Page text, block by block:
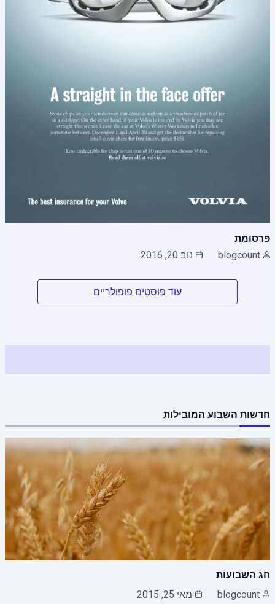
פרסומת
blogcount
נוב 20, 2016
עוד פוסטים פופולריים
חדשות השבוע המובילות
חג השבועות
blogcount מאי 25, 2015